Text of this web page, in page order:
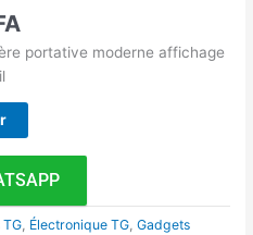
portative moderne affichage
TG, Électronique TG,Gadgets